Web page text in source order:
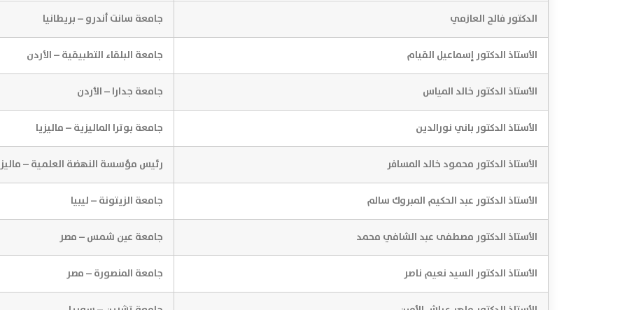
الدكتور فالح العازمي جامعة سانت أندرو – بريطانيا
الأستاذ الدكتور إسماعيل القيام جامعة البلقاء التطبيقية – الأردن
الأستاذ الدكتور خالد المياس جامعة جدارا – الأردن
الأستاذ الدكتور باني نورالدين جامعة بوترا الماليزية – ماليزيا
الأستاذ الدكتور محمود خالد المسافر رئيس مؤسسة النهضة العلمية –
الأستاذ الدكتور عبد الحكيم المبروك سالم جامعة الزيتونة – ليبيا
الأستاذ الدكتور مصطفى عبد الشافي محمد جامعة عين شمس – مصر
الأستاذ الدكتور السيد نعيم ناصر جامعة المنصورة – مصر